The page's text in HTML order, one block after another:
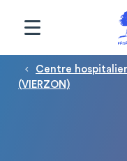
Fil d'Ariane
Centre
(VIERZON)
Panneau de gestion